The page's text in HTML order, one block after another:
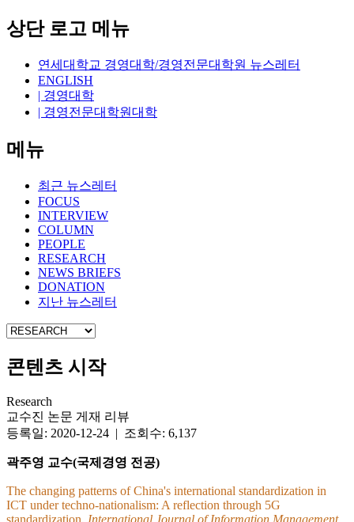
상단 로고 메뉴
연세대학교 경영대학/경영전문대학원 뉴스레터
ENGLISH
| 경영대학
| 경영전문대학원대학
메뉴
최근 뉴스레터
FOCUS
INTERVIEW
COLUMN
PEOPLE
RESEARCH
NEWS BRIEFS
DONATION
지난 뉴스레터
콘텐츠 시작
Research
교수진 논문 게재 리뷰
등록일: 2020-12-24 | 조회수: 6,137
곽주영 교수(국제경영 전공)
The changing patterns of China's international standardization in
ICT under techno-nationalism: A reflection through 5G